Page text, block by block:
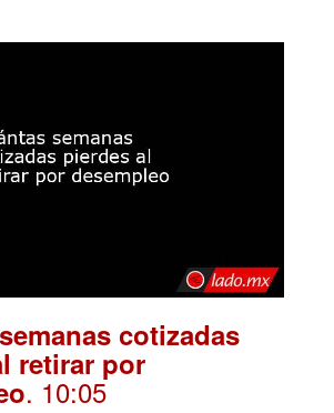
cotizadas
retirar por
. 10:05